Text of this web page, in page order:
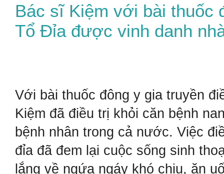
Bác sĩ Kiệm với bài thuốc
Tổ Đỉa được vinh danh
Với bài thuốc đông y gia truyền
Kiệm đã điều trị khỏi căn bệnh
bệnh nhân trong cả nước. Việc
đỉa đã đem lại cuộc sống sinh
lắng về ngứa ngáy khó chịu, ăn